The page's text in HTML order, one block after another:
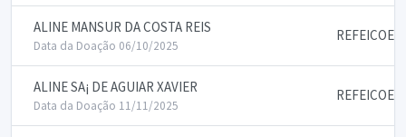
ALINE MANSUR DA COSTA REIS
Data da Doação 06/10/2025
REFEICOES
ALINE SA¡ DE AGUIAR XAVIER
Data da Doação 11/11/2025
REFEICOES